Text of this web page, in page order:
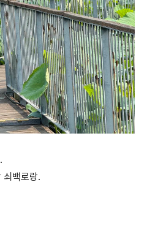
쇠백로랑.